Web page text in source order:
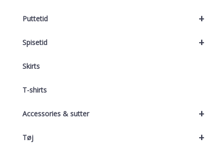
+
Puttetid
+
Spisetid
Skirts
T-shirts
+
Accessories & sutter
+
Tøj